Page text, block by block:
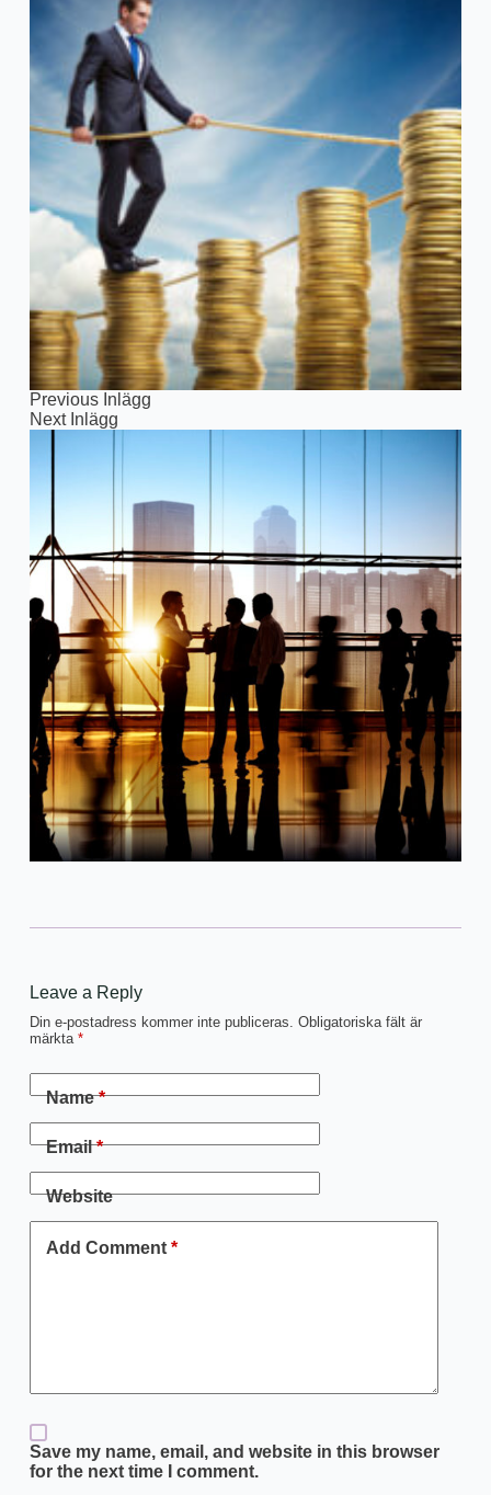
Previous Inlägg
Next Inlägg
Leave a Reply
Din e-postadress kommer inte publiceras. Obligatoriska fält är
märkta *
Name*
Email*
Website
Add Comment*
Save my name, email, and website in this browser
for the next time I comment.